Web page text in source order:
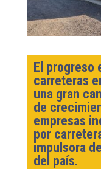
El progreso
carreteras
una gran
de
empresas
por
impulsora
del país.